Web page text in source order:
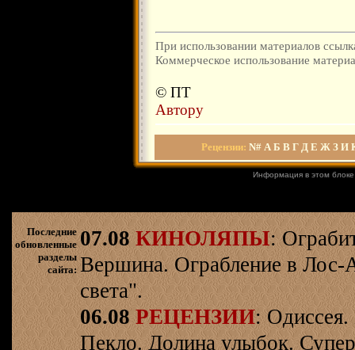
При использовании материалов
Коммерческое использование
© ПТ
Автору
Рецензии: N# А Б В Г Д Е Ж З И
Информация в этом
Последние
обновленные
разделы
сайта:
07.08 КИНОЛЯПЫ:
Вершина. Ограбление в Лос-
света".
06.08 РЕЦЕНЗИИ:
Пекло. Долина улыбок.